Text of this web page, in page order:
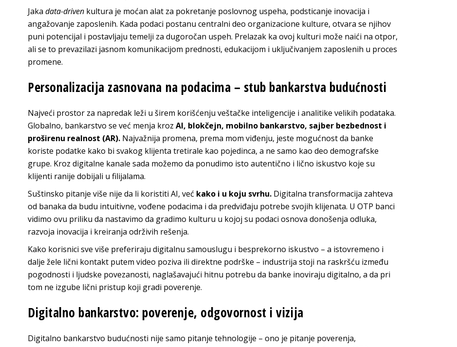
Jaka data-driven kultura je moćan alat za pokretanje poslovnog uspeha, podsticanje inovacija i
angažovanje zaposlenih. Kada podaci postanu centralni deo organizacione kulture, otvara se njihov
puni potencijal i postavljaju temelji za dugoročan uspeh. Prelazak ka ovoj kulturi može naići na otpor,
ali se to prevazilazi jasnom komunikacijom prednosti, edukacijom i uključivanjem zaposlenih u proces
promene.
Personalizacija zasnovana na podacima – stub bankarstva budućnosti
Najveći prostor za napredak leži u širem korišćenju veštačke inteligencije i analitike velikih podataka.
Globalno, bankarstvo se već menja kroz AI, blokčejn, mobilno bankarstvo, sajber bezbednost i
proširenu realnost (AR). Najvažnija promena, prema mom viđenju, jeste mogućnost da banke
koriste podatke kako bi svakog klijenta tretirale kao pojedinca, a ne samo kao deo demografske
grupe. Kroz digitalne kanale sada možemo da ponudimo isto autentično i lično iskustvo koje su
klijenti ranije dobijali u filijalama.
Suštinsko pitanje više nije da li koristiti AI, već kako i u koju svrhu. Digitalna transformacija zahteva
od banaka da budu intuitivne, vođene podacima i da predviđaju potrebe svojih klijenata. U OTP banci
vidimo ovu priliku da nastavimo da gradimo kulturu u kojoj su podaci osnova donošenja odluka,
razvoja inovacija i kreiranja održivih rešenja.
Kako korisnici sve više preferiraju digitalnu samouslugu i besprekorno iskustvo – a istovremeno i
dalje žele lični kontakt putem video poziva ili direktne podrške – industrija stoji na raskršću između
pogodnosti i ljudske povezanosti, naglašavajući hitnu potrebu da banke inoviraju digitalno, a da pri
tom ne izgube lični pristup koji gradi poverenje.
Digitalno bankarstvo: poverenje, odgovornost i vizija
Digitalno bankarstvo budućnosti nije samo pitanje tehnologije – ono je pitanje poverenja,